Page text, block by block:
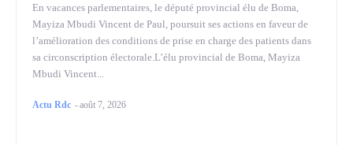
En vacances parlementaires, le député provincial élu de Boma,
Mayiza Mbudi Vincent de Paul, poursuit ses actions en faveur de
l’amélioration des conditions de prise en charge des patients dans
sa circonscription électorale.L’élu provincial de Boma, Mayiza
Mbudi Vincent...
Actu Rdc -août 7, 2026